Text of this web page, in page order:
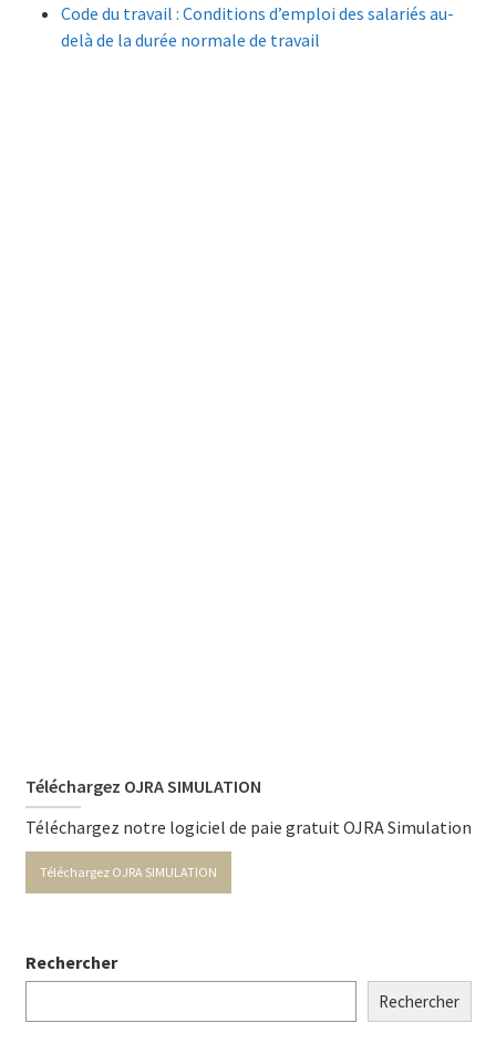
Code du travail : Conditions d’emploi des salariés au-
delà de la durée normale de travail
Téléchargez OJRA SIMULATION
Téléchargez notre logiciel de paie gratuit OJRA Simulation
Téléchargez OJRA SIMULATION
Rechercher
Rechercher